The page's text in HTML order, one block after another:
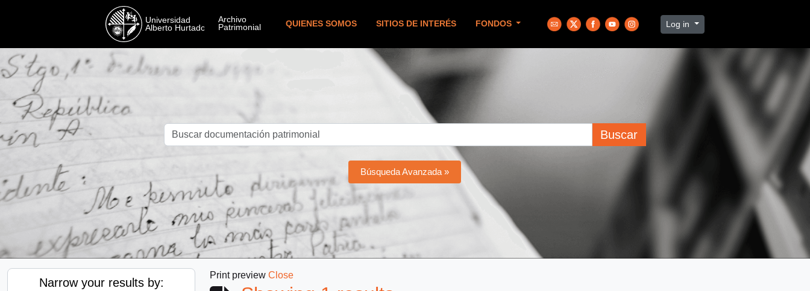
QUIENES SOMOS SITIOS DE INTERÉS FONDOS Log in
Buscar
Búsqueda Avanzada »
Narrow your results by:
Print preview Close